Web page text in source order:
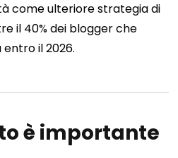
come ulteriore strategia di
il 40% dei blogger che
il 2026.
è importante